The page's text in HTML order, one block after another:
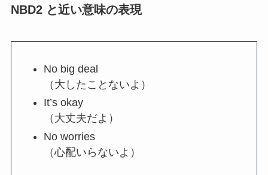
NBD2 と近い意味の表現
No big deal
（大したことないよ）
It’s okay
（大丈夫だよ）
No worries
（心配いらないよ）